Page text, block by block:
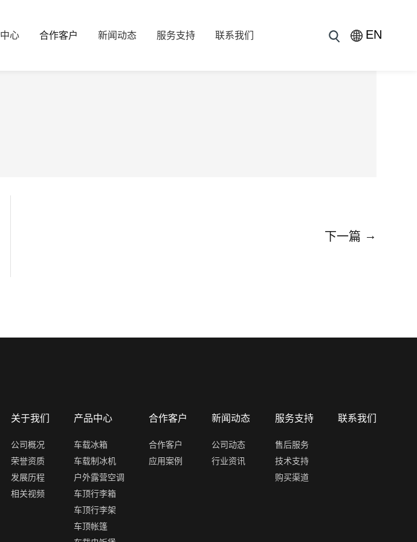
心 合作客户 新闻动态 服务支持 联系我们 EN
下一篇 →
关于我们
公司概况
荣誉资质
发展历程
相关视频
产品中心
车载冰箱
车载制冰机
户外露营空调
车顶行李箱
车顶行李架
车顶帐篷
合作客户
合作客户
应用案例
新闻动态
公司动态
行业资讯
服务支持
售后服务
技术支持
购买渠道
联系我们